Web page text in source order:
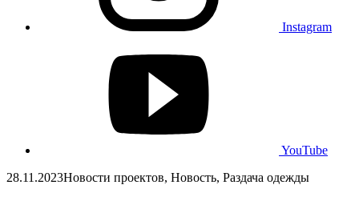
Instagram
YouTube
28.11.2023Новости проектов, Новость, Раздача одежды